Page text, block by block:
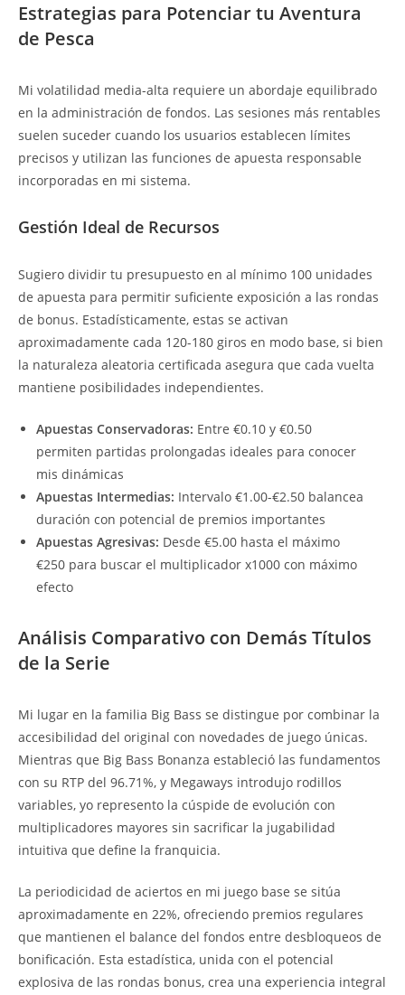
Estrategias para Potenciar tu Aventura
de Pesca
Mi volatilidad media-alta requiere un abordaje equilibrado
en la administración de fondos. Las sesiones más rentables
suelen suceder cuando los usuarios establecen límites
precisos y utilizan las funciones de apuesta responsable
incorporadas en mi sistema.
Gestión Ideal de Recursos
Sugiero dividir tu presupuesto en al mínimo 100 unidades
de apuesta para permitir suficiente exposición a las rondas
de bonus. Estadísticamente, estas se activan
aproximadamente cada 120-180 giros en modo base, si bien
la naturaleza aleatoria certificada asegura que cada vuelta
mantiene posibilidades independientes.
Apuestas Conservadoras: Entre €0.10 y €0.50
permiten partidas prolongadas ideales para conocer
mis dinámicas
Apuestas Intermedias: Intervalo €1.00-€2.50 balancea
duración con potencial de premios importantes
Apuestas Agresivas: Desde €5.00 hasta el máximo
€250 para buscar el multiplicador x1000 con máximo
efecto
Análisis Comparativo con Demás Títulos
de la Serie
Mi lugar en la familia Big Bass se distingue por combinar la
accesibilidad del original con novedades de juego únicas.
Mientras que Big Bass Bonanza estableció las fundamentos
con su RTP del 96.71%, y Megaways introdujo rodillos
variables, yo represento la cúspide de evolución con
multiplicadores mayores sin sacrificar la jugabilidad
intuitiva que define la franquicia.
La periodicidad de aciertos en mi juego base se sitúa
aproximadamente en 22%, ofreciendo premios regulares
que mantienen el balance del fondos entre desbloqueos de
bonificación. Esta estadística, unida con el potencial
explosiva de las rondas bonus, crea una experiencia integral